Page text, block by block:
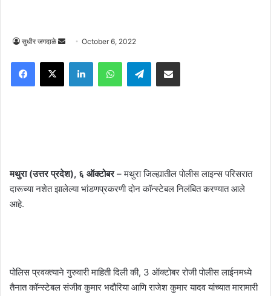
सुधीर जगदाळे
Send
email
October 6, 2022
Facebook
X LinkedInWhatsAppTelegramShare via Email
मथुरा (उत्तर प्रदेश), ६ ऑक्टोबर– मथुरा जिल्ह्यातील पोलीस लाइन्स परिसरात
दारूच्या नशेत झालेल्या भांडणप्रकरणी दोन कॉन्स्टेबल निलंबित करण्यात आले
आहे.
पोलिस प्रवक्त्याने गुरुवारी माहिती दिली की, 3 ऑक्टोबर रोजी पोलीस लाईनमध्ये
तैनात कॉन्स्टेबल संजीव कुमार भदौरिया आणि राजेश कुमार यादव यांच्यात मारामारी